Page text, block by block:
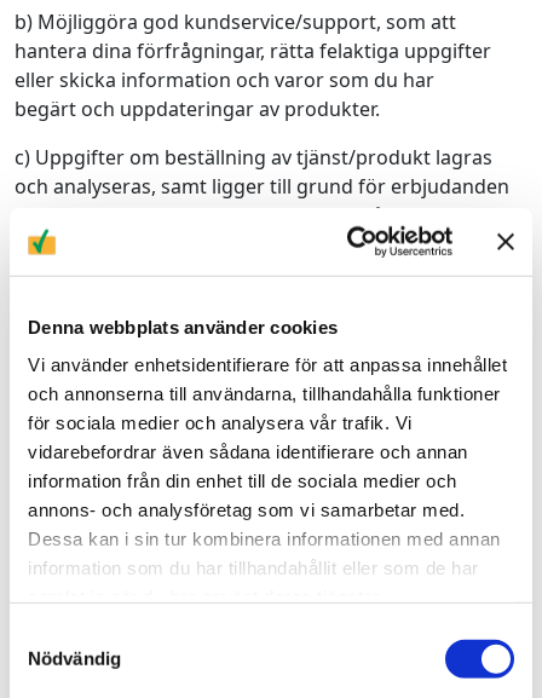
Denna webbplats använder cookies
Vi använder enhetsidentifierare för att anpassa innehållet
och annonserna till användarna, tillhandahålla funktioner
för sociala medier och analysera vår trafik. Vi
vidarebefordrar även sådana identifierare och annan
information från din enhet till de sociala medier och
annons- och analysföretag som vi samarbetar med.
Dessa kan i sin tur kombinera informationen med annan
information som du har tillhandahållit eller som de har
Nödvändig
b) Möjliggöra god kundservice/support, som att
hantera dina förfrågningar, rätta felaktiga uppgifter
eller skicka information och varor som du har
begärt och uppdateringar av produkter.
c) Uppgifter om beställning av tjänst/produkt lagras
och analyseras, samt ligger till grund för erbjudanden
och nyheter samt marknadsföring av både generell och
riktad karaktär;
via e-post då du har en kundrelation med oss. Du har
alltid rätten att avsäga dig sådan kommunikation från
oss genom att kontakta.
e) För att skicka viktiga meddelanden som
kommunikation om förändringar i våra villkor och
policyer.
Information till tredje part (Personuppgiftsbiträden)
Vi delar endast med oss av information till andra
företag då det är kopplat till en aktuell försäljning efter
underleverantörer/leverantörer är ibland i behov av